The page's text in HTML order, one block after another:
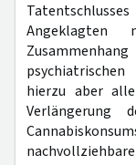
Angeklagten
hierzu aber
Verlängerung